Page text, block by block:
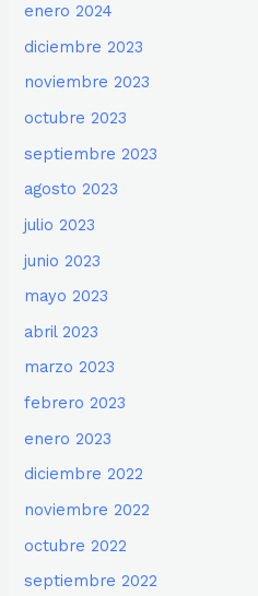
enero 2024
diciembre 2023
noviembre 2023
octubre 2023
septiembre 2023
agosto 2023
julio 2023
junio 2023
mayo 2023
abril 2023
marzo 2023
febrero 2023
enero 2023
diciembre 2022
noviembre 2022
octubre 2022
septiembre 2022